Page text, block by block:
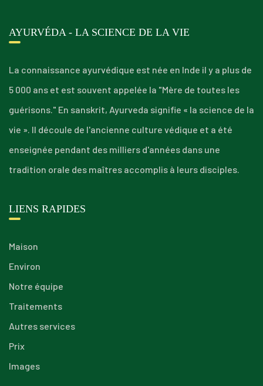
AYURVÉDA - LA SCIENCE DE LA VIE
La connaissance ayurvédique est née en Inde il y a plus de
5 000 ans et est souvent appelée la "Mère de toutes les
guérisons." En sanskrit, Ayurveda signifie « la science de la
vie ». Il découle de l'ancienne culture védique et a été
enseignée pendant des milliers d'années dans une
tradition orale des maîtres accomplis à leurs disciples.
LIENS RAPIDES
Maison
Environ
Notre équipe
Traitements
Autres services
Prix
Images